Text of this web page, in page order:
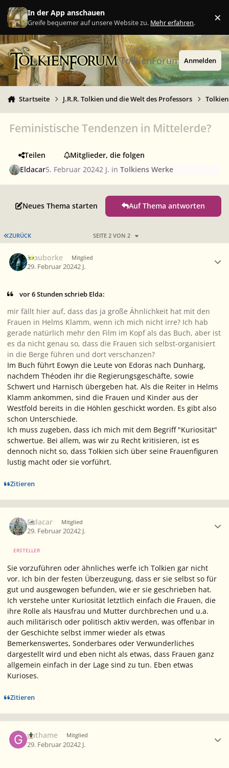
Zu Inhalt springen
In der App anschauen
Greife bequemer auf unsere Website zu. Mehr erfahren. ×
TolkienForum Anmelden
Startseite J.R.R. Tolkien und die Welt des Professors
Feministische Tendenzen in Mittelerde?
Teilen
Mitglieder, die folgen
Eldacar5. Februar 20242 J. inTolkiens Werke
Neues Thema starten Auf Thema antworten
ERSTE SEITE
ZURÜCK SEITE 2 VON 2
Blauborke Mitglied
29. Februar 20242 J.
vor 6 Stunden schrieb Elda:
mir fällt hier auf, dass das ja große Ähnlichkeit hat mit den
Frauen in Helms Klamm, wenn ich mich nicht irre? Ich hab
gerade natürlich mehr den Film im Kopf als das Buch, aber ist
es da nicht genau so, dass die Frauen sich selbst-organisiert
in die Berge führen und dort verschanzen?
Im Buch führt Eowyn die Leute von Edoras nach Dunharg,
nachdem Théoden ihr die Regierungsgeschäfte, sowie
Schwert und Harnisch übergeben hat. Als die Reiter in Helms
Klamm ankommen, sind die Frauen und Kinder aus der
Westfold bereits in die Höhlen geschickt worden. Es gibt also
schon Unterschiede.
Ich muss zugeben, dass ich mich mit dem Begriff "Kuriosität"
schwertue. Bei allem, was wir zu Recht kritisieren, ist es
dennoch nicht so, dass Tolkien sich über seine Frauenfiguren
lustig macht oder sie vorführt.
Zitieren
Eldacar Mitglied
29. Februar 20242 J.
ERSTELLER
Sie vorzuführen oder ähnliches werfe ich Tolkien gar nicht
vor. Ich bin der festen Überzeugung, dass er sie selbst so für
gut und ausgewogen befunden, wie er sie geschrieben hat.
Ich verstehe unter Kuriosität letztlich einfach die Frauen, die
ihre Rolle als Hausfrau und Mutter durchbrechen und u.a.
auch militärisch oder politisch aktiv werden, was offenbar in
der Geschichte selbst immer wieder als etwas
Bemerkenswertes, Sonderbares oder Verwunderliches
dargestellt wird und eben nicht als etwas, dass Frauen ganz
allgemein einfach in der Lage sind zu tun. Eben etwas
Kurioses.
Zitieren
gathame Mitglied
29. Februar 20242 J.